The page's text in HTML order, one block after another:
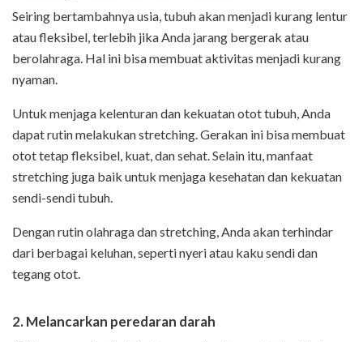
Seiring bertambahnya usia, tubuh akan menjadi kurang lentur
atau fleksibel, terlebih jika Anda jarang bergerak atau
berolahraga. Hal ini bisa membuat aktivitas menjadi kurang
nyaman.
Untuk menjaga kelenturan dan kekuatan otot tubuh, Anda
dapat rutin melakukan stretching. Gerakan ini bisa membuat
otot tetap fleksibel, kuat, dan sehat. Selain itu, manfaat
stretching juga baik untuk menjaga kesehatan dan kekuatan
sendi-sendi tubuh.
Dengan rutin olahraga dan stretching, Anda akan terhindar
dari berbagai keluhan, seperti nyeri atau kaku sendi dan
tegang otot.
2. Melancarkan peredaran darah